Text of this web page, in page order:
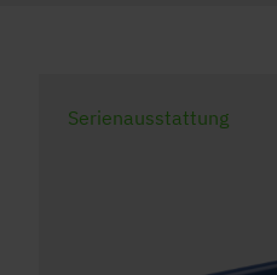
Serienausstattung